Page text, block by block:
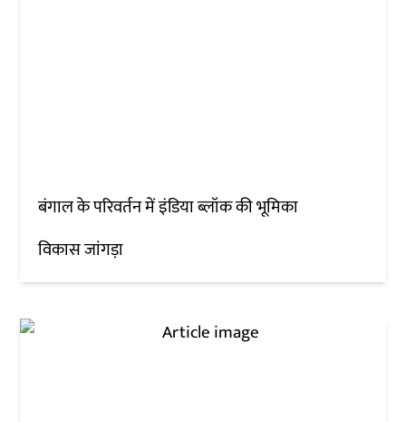
बंगाल के परिवर्तन में इंडिया ब्लॉक की भूमिका
विकास जांगड़ा